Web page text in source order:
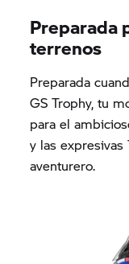
Preparada
terrenos
Preparada
GS Trophy, tu
para el
y las expresivas
aventurero.